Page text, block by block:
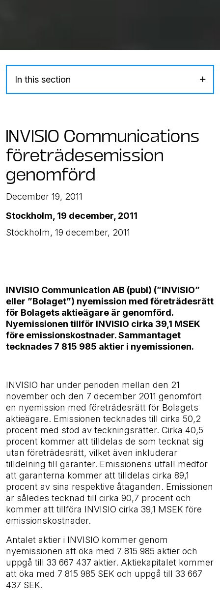
In this section
INVISIO Communications
företrädesemission
genomförd
December 19, 2011
Stockholm, 19 december, 2011
Stockholm, 19 december, 2011
INVISIO Communication AB (publ) (”INVISIO”
eller ”Bolaget”) nyemission med företrädesrätt
för Bolagets aktieägare är genomförd.
Nyemissionen tillför INVISIO cirka 39,1 MSEK
före emissionskostnader. Sammantaget
tecknades 7 815 985 aktier i nyemissionen.
INVISIO har under perioden mellan den 21
november och den 7 december 2011 genomfört
en nyemission med företrädesrätt för Bolagets
aktieägare. Emissionen tecknades till cirka 50,2
procent med stöd av teckningsrätter. Cirka 40,5
procent kommer att tilldelas de som tecknat sig
utan företrädesrätt, vilket även inkluderar
tilldelning till garanter. Emissionens utfall medför
att garanterna kommer att tilldelas cirka 89,1
procent av sina respektive åtaganden. Emissionen
är således tecknad till cirka 90,7 procent och
kommer att tillföra INVISIO cirka 39,1 MSEK före
emissionskostnader.
Antalet aktier i INVISIO kommer genom
nyemissionen att öka med 7 815 985 aktier och
uppgå till 33 667 437 aktier. Aktiekapitalet kommer
att öka med 7 815 985 SEK och uppgå till 33 667
437 SEK.